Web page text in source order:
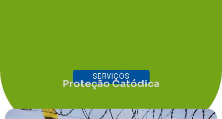
SERVIÇOS
Proteção Catódica